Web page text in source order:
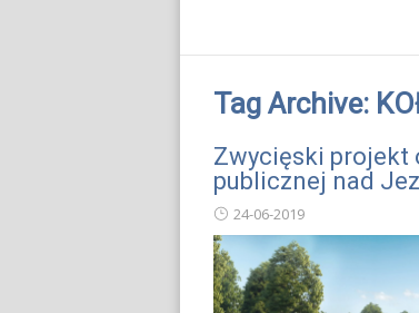
Tag Archive:
Zwycięski projekt
publicznej nad
24-06-2019